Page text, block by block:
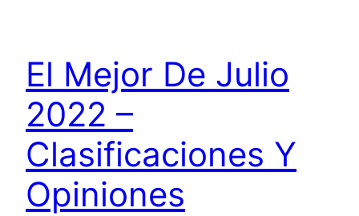
El Mejor De Julio
2022 –
Clasificaciones Y
Opiniones